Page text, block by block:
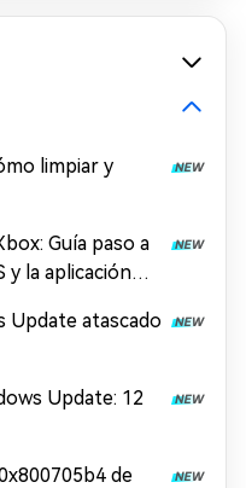
limpiar y
Guía paso a
y la aplicación
Update atascado
Update: 12
de